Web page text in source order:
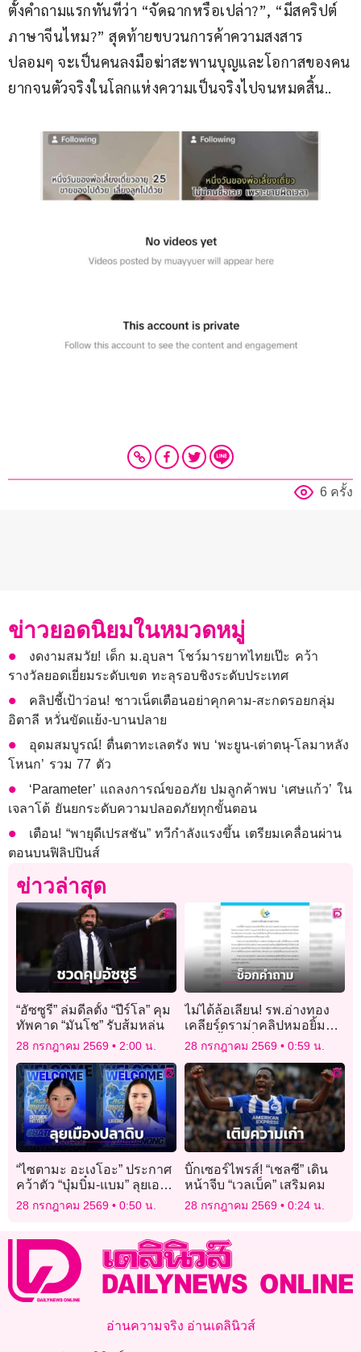
ตั้งคำถามแรกทันทีว่า “จัดฉากหรือเปล่า?”, “มีสคริปต์
ภาษาจีนไหม?” สุดท้ายขบวนการค้าความสงสาร
ปลอมๆ จะเป็นคนลงมือฆ่าสะพานบุญและโอกาสของคน
ยากจนตัวจริงในโลกแห่งความเป็นจริงไปจนหมดสิ้น..
6 ครั้ง
ข่าวยอดนิยมในหมวดหมู่
งดงามสมวัย! เด็ก ม.อุบลฯ โชว์มารยาทไทยเป๊ะ คว้า
รางวัลยอดเยี่ยมระดับเขต ทะลุรอบชิงระดับประเทศ
คลิปชี้เป้าว่อน! ชาวเน็ตเตือนอย่าคุกคาม-สะกดรอยกลุ่ม
อิตาลี หวั่นขัดแย้ง-บานปลาย
อุดมสมบูรณ์! ตื่นตาทะเลตรัง พบ ‘พะยูน-เต่าตนุ-โลมาหลัง
โหนก’ รวม 77 ตัว
‘Parameter’ แถลงการณ์ขออภัย ปมลูกค้าพบ ‘เศษแก้ว’ ใน
เจลาโต้ ยันยกระดับความปลอดภัยทุกขั้นตอน
เตือน! “พายุดีเปรสชัน” ทวีกำลังแรงขึ้น เตรียมเคลื่อนผ่าน
ตอนบนฟิลิปปินส์
ข่าวล่าสุด
“อัซซูรี” ล่มดีลตั้ง “ปีร์โล” คุม
ทัพคาด “มันโช” รับส้มหล่น
28 กรกฎาคม 2569 2:00 น.
ไม่ได้ล้อเลียน! รพ.อ่างทอง
เคลียร์ดราม่าคลิปหมอยิ้ม
แถลงย้ำแค่ช็อกคำถามนัก
28 กรกฎาคม 2569 0:59 น.
“ไซตามะ อะเงโอะ” ประกาศ
คว้าตัว “บุ๋มบิ๋ม-แบม” ลุยเอ
สวี.ลีก
28 กรกฎาคม 2569 0:50 น.
บิ๊กเซอร์ไพรส์! “เชลซี” เดิน
หน้าจีบ “เวลเบ็ค” เสริมคม
28 กรกฎาคม 2569 0:24 น.
อ่านความจริง อ่านเดลินิวส์